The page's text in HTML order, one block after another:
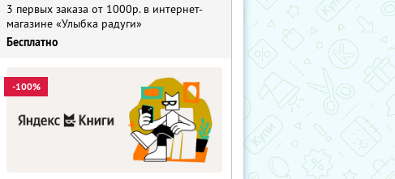
3 первых заказа от 1000р. в интернет-
магазине «Улыбка радуги»
Бесплатно
-100%